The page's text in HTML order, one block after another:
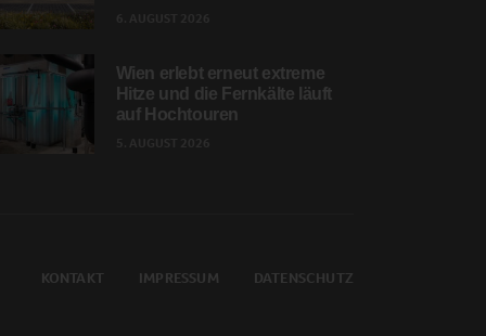
Wien erlebt erneut extreme
Hitze und die Fernkälte läuft
auf Hochtouren
KONTAKT IMPRESSUM DATENSCHUTZ